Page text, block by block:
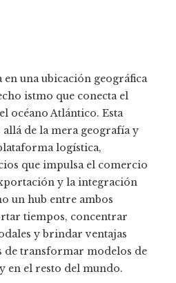
en una ubicación geográfica
istmo que conecta el
océano Atlántico. Esta
allá de la mera geografía y
logística,
que impulsa el comercio
y la integración
un hub entre ambos
tiempos, concentrar
y brindar ventajas
de transformar modelos de
en el resto del mundo.